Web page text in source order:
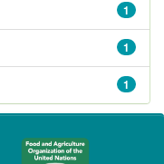
1
1
1